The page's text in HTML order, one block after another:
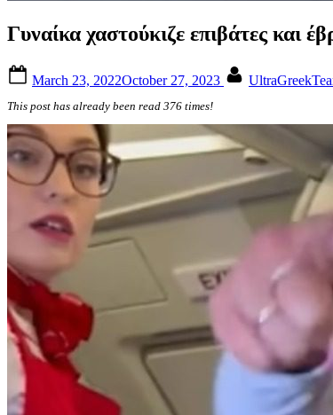
Γυναίκα χαστούκιζε επιβάτες και
on
March 23, 2022October 27, 2023
This post has already been read 376 times!